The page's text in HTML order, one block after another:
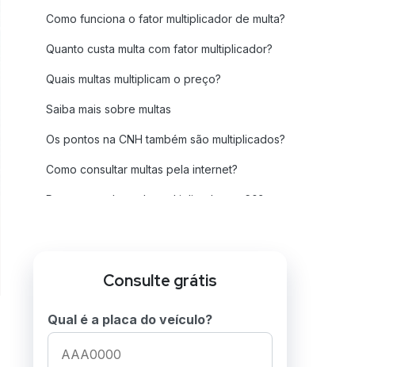
Como funciona o fator multiplicador de multa?
Quanto custa multa com fator multiplicador?
Quais multas multiplicam o preço?
Saiba mais sobre multas
Os pontos na CNH também são multiplicados?
Como consultar multas pela internet?
Posso parcelar multa multiplicada por 60?
multiplicador
Consulte grátis
Qual é a placa do veículo?